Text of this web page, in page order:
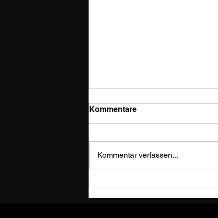
Kommentare
Kommentar verfassen...